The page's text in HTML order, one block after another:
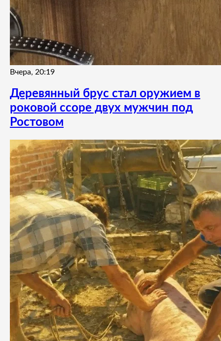
Вчера, 20:19
Деревянный брус стал оружием в
роковой ссоре двух мужчин под
Ростовом